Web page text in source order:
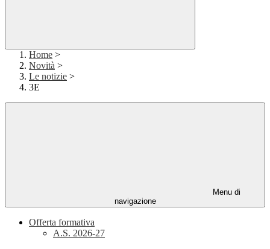
Home >
Novità >
Le notizie >
3E
Menu di
navigazione
Offerta formativa
A.S. 2026-27